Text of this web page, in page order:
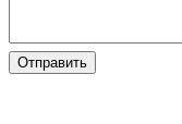
Отправить